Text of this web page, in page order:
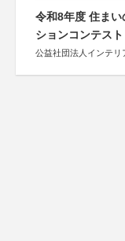
令和8年度 住ま
ションコンテスト
公益社団法人インテリ